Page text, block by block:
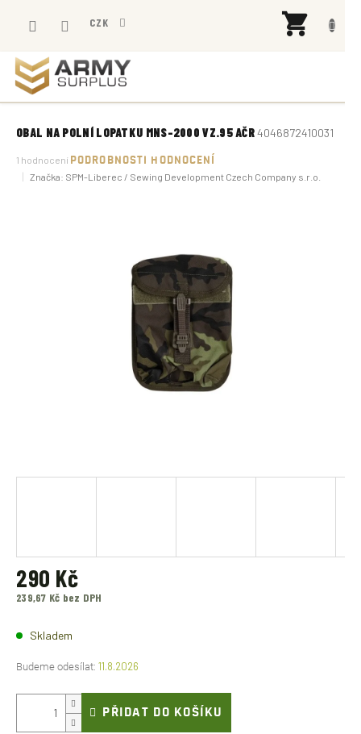
CZK
OBAL NA POLNÍ LOPATKU MNS-2000 VZ.95 AČR4046872410031
Průměrné
hodnocení
produktu
1 hodnocení PODROBNOSTI HODNOCENÍ
Značka: SPM-Liberec / Sewing Development Czech Company s.r.o.
290 Kč
239,67 Kč bez DPH
cena:Skladem
11.8.2026
PŘIDAT DO KOŠÍKU